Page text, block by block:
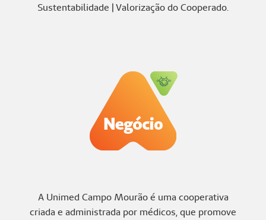
Sustentabilidade | Valorização do Cooperado.
A Unimed Campo Mourão é uma cooperativa
criada e administrada por médicos, que promove